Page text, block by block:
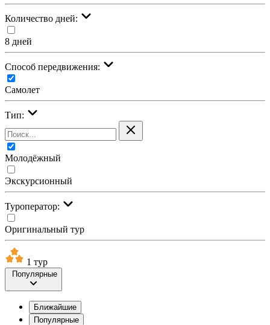
Количество дней:
8 дней
Cпособ передвижения:
Самолет
Тип:
Молодёжный
Экскурсионный
Туроператор:
Оригинальный тур
1 тур
Популярные
Ближайшие
Популярные